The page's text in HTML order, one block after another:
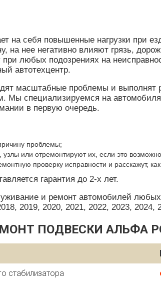
на себя повышенные нагрузки при
на нее негативно влияют грязь,
любых подозрениях на
автотехцентр.
масштабные проблемы и выполнят
Мы специализируемся на
в первую очередь.
проблемы;
узлы или отремонтируют их, если это
проверку исправности и расскажут,
гарантия до 2-х лет.
и ремонт автомобилей
2019, 2020, 2021, 2022, 2023, 2024,
ПОДВЕСКИ АЛЬФА
стабилизатора